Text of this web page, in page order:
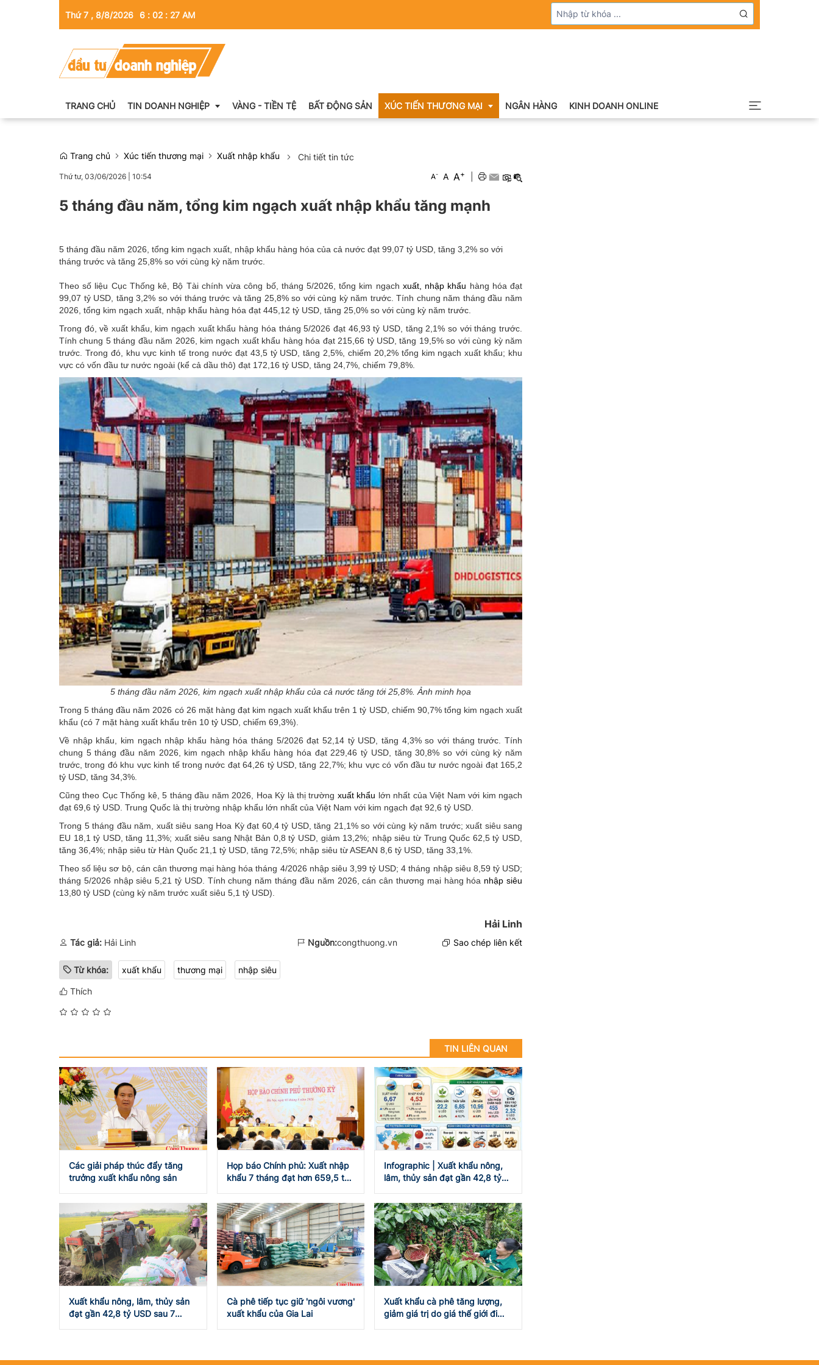
Thứ 7 , 8/8/2026 6 : 02 : 28 AM
TRANG CHỦ TIN DOANH NGHIỆP
Thông tin doanh nghiệp
Kinh tế tài chính
VÀNG - TIỀN TỆ BẤT ĐỘNG SẢN XÚC TIẾN THƯƠNG MẠI
Hội chợ triển lãm
NGÂN HÀNG KINH DOANH ONLINE
Trang chủ Xúc tiến thương mại Xuất nhập khẩu Chi tiết tin tức
Thứ tư, 03/06/2026 10:54 A- A A+
5 tháng đầu năm, tổng kim ngạch xuất nhập khẩu tăng mạnh
5 tháng đầu năm 2026, tổng kim ngạch xuất, nhập khẩu hàng hóa của cả nước đạt 99,07 tỷ USD, tăng 3,2% so với
tháng trước và tăng 25,8% so với cùng kỳ năm trước.
Theo số liệu Cục Thống kê, Bộ Tài chính vừa công bố, tháng 5/2026, tổng kim ngạch xuất, nhập khẩu hàng hóa đạt
99,07 tỷ USD, tăng 3,2% so với tháng trước và tăng 25,8% so với cùng kỳ năm trước. Tính chung năm tháng đầu năm
2026, tổng kim ngạch xuất, nhập khẩu hàng hóa đạt 445,12 tỷ USD, tăng 25,0% so với cùng kỳ năm trước.
Trong đó, về xuất khẩu, kim ngạch xuất khẩu hàng hóa tháng 5/2026 đạt 46,93 tỷ USD, tăng 2,1% so với tháng trước.
Tính chung 5 tháng đầu năm 2026, kim ngạch xuất khẩu hàng hóa đạt 215,66 tỷ USD, tăng 19,5% so với cùng kỳ năm
trước. Trong đó, khu vực kinh tế trong nước đạt 43,5 tỷ USD, tăng 2,5%, chiếm 20,2% tổng kim ngạch xuất khẩu; khu
vực có vốn đầu tư nước ngoài (kể cả dầu thô) đạt 172,16 tỷ USD, tăng 24,7%, chiếm 79,8%.
5 tháng đầu năm 2026, kim ngạch xuất nhập khẩu của cả nước tăng tới 25,8%. Ảnh minh họa
Trong 5 tháng đầu năm 2026 có 26 mặt hàng đạt kim ngạch xuất khẩu trên 1 tỷ USD, chiếm 90,7% tổng kim ngạch xuất
khẩu (có 7 mặt hàng xuất khẩu trên 10 tỷ USD, chiếm 69,3%).
Về nhập khẩu, kim ngạch nhập khẩu hàng hóa tháng 5/2026 đạt 52,14 tỷ USD, tăng 4,3% so với tháng trước. Tính
chung 5 tháng đầu năm 2026, kim ngạch nhập khẩu hàng hóa đạt 229,46 tỷ USD, tăng 30,8% so với cùng kỳ năm
trước, trong đó khu vực kinh tế trong nước đạt 64,26 tỷ USD, tăng 22,7%; khu vực có vốn đầu tư nước ngoài đạt 165,2
tỷ USD, tăng 34,3%.
Cũng theo Cục Thống kê, 5 tháng đầu năm 2026, Hoa Kỳ là thị trường xuất khẩu lớn nhất của Việt Nam với kim ngạch
đạt 69,6 tỷ USD. Trung Quốc là thị trường nhập khẩu lớn nhất của Việt Nam với kim ngạch đạt 92,6 tỷ USD.
Trong 5 tháng đầu năm, xuất siêu sang Hoa Kỳ đạt 60,4 tỷ USD, tăng 21,1% so với cùng kỳ năm trước; xuất siêu sang
EU 18,1 tỷ USD, tăng 11,3%; xuất siêu sang Nhật Bản 0,8 tỷ USD, giảm 13,2%; nhập siêu từ Trung Quốc 62,5 tỷ USD,
tăng 36,4%; nhập siêu từ Hàn Quốc 21,1 tỷ USD, tăng 72,5%; nhập siêu từ ASEAN 8,6 tỷ USD, tăng 33,1%.
Theo số liệu sơ bộ, cán cân thương mại hàng hóa tháng 4/2026 nhập siêu 3,99 tỷ USD; 4 tháng nhập siêu 8,59 tỷ USD;
tháng 5/2026 nhập siêu 5,21 tỷ USD. Tính chung năm tháng đầu năm 2026, cán cân thương mại hàng hóa nhập siêu
13,80 tỷ USD (cùng kỳ năm trước xuất siêu 5,1 tỷ USD).
Hải Linh
Tác giả: Hải Linh Nguồn:congthuong.vn Sao chép liên kết
Từ khóa: xuất khẩu thương mại nhập siêu
Thích
TIN LIÊN QUAN
Các giải pháp thúc đẩy tăng
trưởng xuất khẩu nông sản
Họp báo Chính phủ: Xuất nhập
khẩu 7 tháng đạt hơn 659,5 tỷ
Infographic | Xuất khẩu nông,
lâm, thủy sản đạt gần 42,8 tỷ
Xuất khẩu nông, lâm, thủy sản
đạt gần 42,8 tỷ USD sau 7
Cà phê tiếp tục giữ 'ngôi vương'
xuất khẩu của Gia Lai
Xuất khẩu cà phê tăng lượng,
giảm giá trị do giá thế giới đi